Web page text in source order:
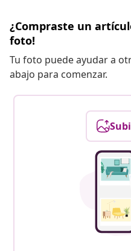
¿Compraste un
foto!
Tu foto puede ayudar a
abajo para comenzar.